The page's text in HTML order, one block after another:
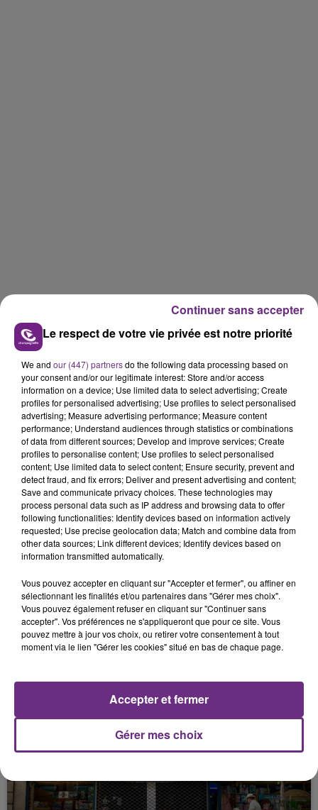
FIL D'ACTU
11h37
LA CENTRALE NUCLÉAIRE DE CHOOZ
nucléaire ardennaise est à l'arrêt. Une situation
justifiée par la sécheresse intense qui est toujours
Le respect de votre vie privée est notre priorité
We and our (447) partnersdo the following data processing based on
your consent and/or our legitimate interest: Store and/or access
information on a device; Use limited data to select advertising; Create
profiles for personalised advertising; Use profiles to select personalised
advertising; Measure advertising performance; Measure content
performance; Understand audiences through statistics or combinations
of data from different sources; Develop and improve services; Create
profiles to personalise content; Use profiles to select personalised
content; Use limited data to select content; Ensure security, prevent and
detect fraud, and fix errors; Deliver and present advertising and content;
Save and communicate privacy choices. These technologies may
process personal data such as IP address and browsing data to offer
following functionalities: Identify devices based on information actively
requested; Use precise geolocation data; Match and combine data from
other data sources; Link different devices; Identify devices based on
information transmitted automatically.
Vous pouvez accepter en cliquant sur "Accepter et fermer", ou affiner en
sélectionnant les finalités et/ou partenaires dans "Gérer mes choix".
Vous pouvez également refuser en cliquant sur "Continuer sans
accepter". Vos préférences ne s'appliqueront que pour ce site. Vous
pouvez mettre à jour vos choix, ou retirer votre consentement à tout
moment via le lien "Gérer les cookies" situé en bas de chaque page.
Gérer mes choix
Accepter et fermer
Continuer sans accepter